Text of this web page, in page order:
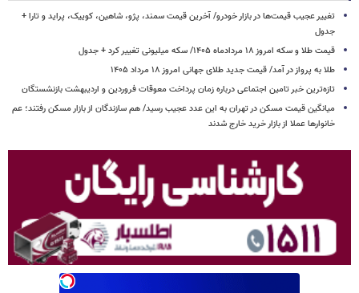
تغییر عجیب قیمت‌ها در بازار خودرو/ آخرین قیمت سمند، پژو، شاهین، کوییک، پراید و تارا +
جدول
قیمت طلا و سکه امروز ۱۸ مردادماه ۱۴۰۵/ سکه میلیونی تغییر کرد + جدول
طلا به پرواز در آمد/ قیمت جدید طلای جهانی امروز ۱۸ مرداد ۱۴۰۵
تازه‌ترین خبر تامین اجتماعی درباره زمان پرداخت معوقات فروردین و اردیبهشت بازنشستگان
میانگین قیمت مسکن در تهران به این عدد عجیب رسید/ هم سازندگان از بازار مسکن رفتند؛ عم
خانوارها عملا از بازار خرید خارج شدند